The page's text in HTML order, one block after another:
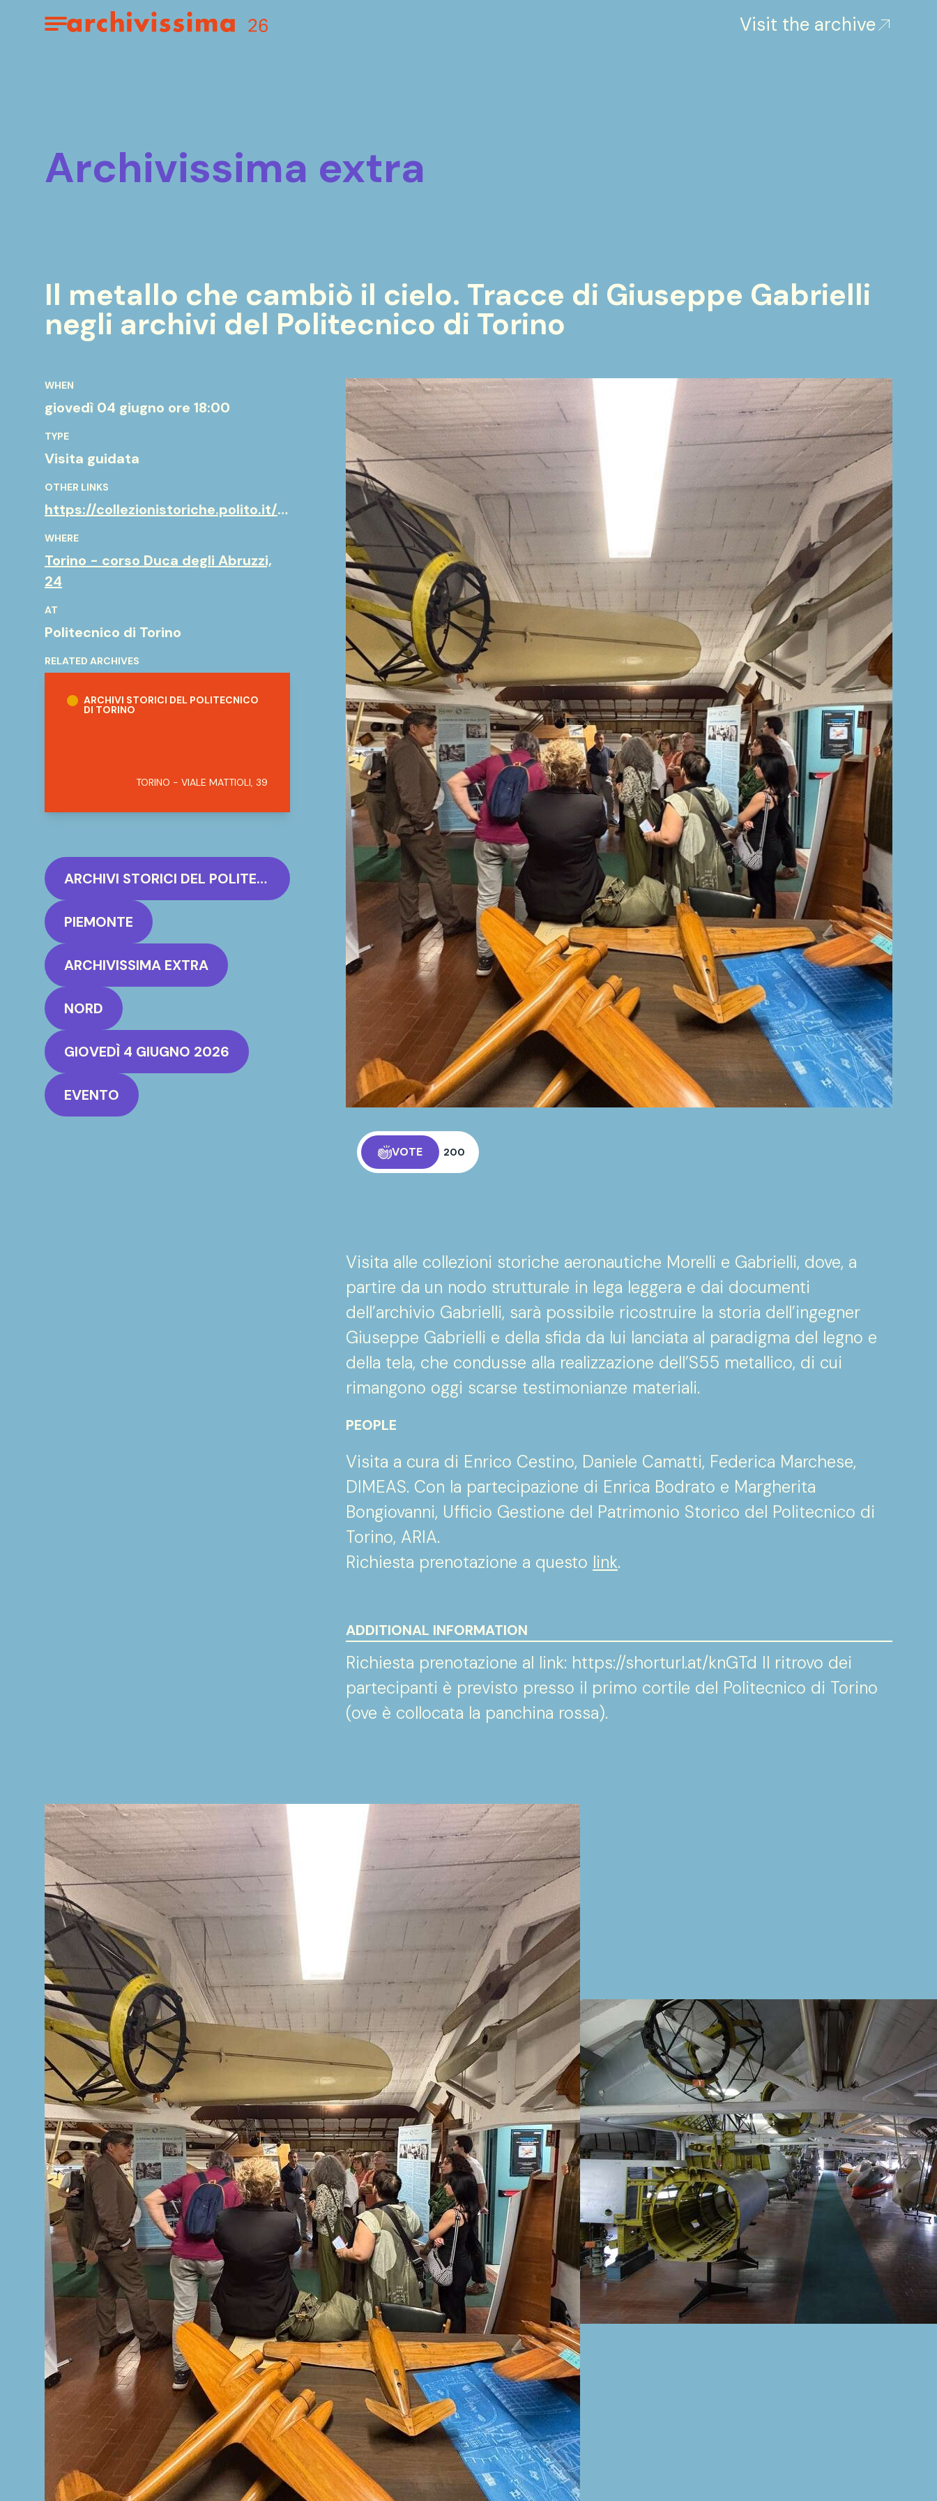
Home page
Apri il menu Visit the archive
archivissima extra
Il metallo che cambiò il cielo. Tracce di Giuseppe Gabrielli
negli archivi del Politecnico di Torino
WHEN
giovedì 04 giugno ore 18:00
TYPE
Visita guidata
OTHER LINKS
https://collezionistoriche.polito.it/it/collezioni-scientifiche
WHERE
Torino - corso Duca degli Abruzzi,
24
AT
Politecnico di Torino
RELATED ARCHIVES
ARCHIVI STORICI DEL POLITECNICO
DI TORINO
TORINO - VIALE MATTIOLI, 39
ARCHIVI STORICI DEL POLITECNICO DI TORINO
PIEMONTE
ARCHIVISSIMA EXTRA
NORD
GIOVEDÌ 4 GIUGNO 2026
EVENTO
VOTE 200
Visita alle collezioni storiche aeronautiche Morelli e Gabrielli, dove, a
partire da un nodo strutturale in lega leggera e dai documenti
dell’archivio Gabrielli, sarà possibile ricostruire la storia dell’ingegner
Giuseppe Gabrielli e della sfida da lui lanciata al paradigma del legno e
della tela, che condusse alla realizzazione dell’S55 metallico, di cui
rimangono oggi scarse testimonianze materiali.
PEOPLE
Visita a cura di Enrico Cestino, Daniele Camatti, Federica Marchese,
DIMEAS. Con la partecipazione di Enrica Bodrato e Margherita
Bongiovanni, Ufficio Gestione del Patrimonio Storico del Politecnico di
Torino, ARIA.
Richiesta prenotazione a questo link.
ADDITIONAL INFORMATION
Richiesta prenotazione al link: https://shorturl.at/knGTd Il ritrovo dei
partecipanti è previsto presso il primo cortile del Politecnico di Torino
(ove è collocata la panchina rossa).